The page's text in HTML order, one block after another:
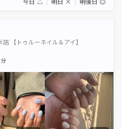
店 【トゥルーネイル＆アイ】